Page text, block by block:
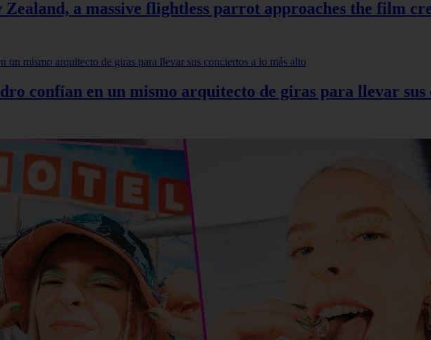
Zealand, a massive flightless parrot approaches the film
confían en un mismo arquitecto de giras para llevar sus